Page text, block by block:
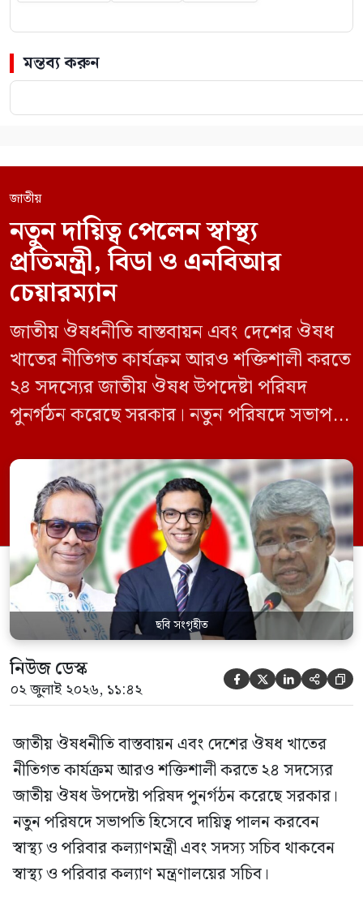
মন্তব্য করুন
জাতীয়
নতুন দায়িত্ব পেলেন স্বাস্থ্য
প্রতিমন্ত্রী, বিডা ও এনবিআর
চেয়ারম্যান
জাতীয় ঔষধনীতি বাস্তবায়ন এবং দেশের ঔষধ
খাতের নীতিগত কার্যক্রম আরও শক্তিশালী করতে
২৪ সদস্যের জাতীয় ঔষধ উপদেষ্টা পরিষদ
পুনর্গঠন করেছে সরকার। নতুন পরিষদে সভাপতি
কল্যাণমন্ত্রী এবং সদস্য সচিব থাকবেন স্বাস্থ্য ও
পরিবার কল্যাণ মন্ত্রণালয়ের সচিব। একই সঙ্গে
স্বাস্থ্য প্রতিমন্ত্রী, বাংলাদেশ বিনিয়োগ উন্নয়ন
কর্তৃপক্ষ (বিডা)-এর নির্বাহী চেয়ারম্যান এবং
জাতীয় […]
ছবি সংগৃহীত
নিউজ ডেস্ক
০২ জুলাই ২০২৬, ১১:৪২     
জাতীয় ঔষধনীতি বাস্তবায়ন এবং দেশের ঔষধ খাতের
নীতিগত কার্যক্রম আরও শক্তিশালী করতে ২৪ সদস্যের
জাতীয় ঔষধ উপদেষ্টা পরিষদ পুনর্গঠন করেছে সরকার।
নতুন পরিষদে সভাপতি হিসেবে দায়িত্ব পালন করবেন
স্বাস্থ্য ও পরিবার কল্যাণমন্ত্রী এবং সদস্য সচিব থাকবেন
স্বাস্থ্য ও পরিবার কল্যাণ মন্ত্রণালয়ের সচিব।